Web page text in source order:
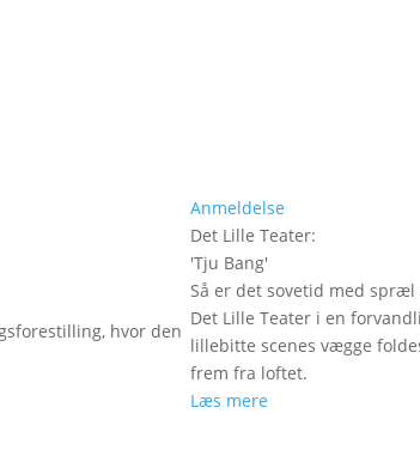
hvor den
Anmeldelse
Det Lille Teater:
'Tju Bang'
Så er det sovetid med spræl
Det Lille Teater i en
lillebitte scenes vægge
frem fra loftet.
Læs mere